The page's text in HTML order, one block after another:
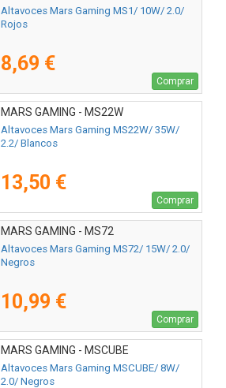
Altavoces Mars Gaming MS1/ 10W/ 2.0/
Rojos
8,69 €
Comprar
MARS GAMING - MS22W
Altavoces Mars Gaming MS22W/ 35W/
2.2/ Blancos
13,50 €
Comprar
MARS GAMING - MS72
Altavoces Mars Gaming MS72/ 15W/ 2.0/
Negros
10,99 €
Comprar
MARS GAMING - MSCUBE
Altavoces Mars Gaming MSCUBE/ 8W/
2.0/ Negros